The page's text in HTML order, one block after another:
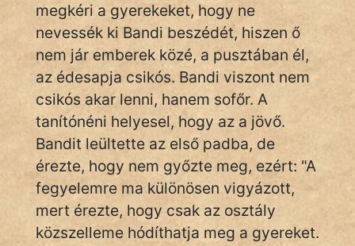
IRODALOM
SZÓLÁS
És
KÖZMONDÁS
PSZICHO
ZENE
FILM
megkéri a gyerekeket, hogy ne
nevessék ki Bandi beszédét, hiszen ő
nem jár emberek közé, a pusztában él,
az édesapja csikós. Bandi viszont nem
csikós akar lenni, hanem sofőr. A
tanítónéni helyesel, hogy az a jövő.
Bandit leültette az első padba, de
érezte, hogy nem győzte meg, ezért: "A
fegyelemre ma különösen vigyázott,
mert érezte, hogy csak az osztály
közszelleme hódíthatja meg a gyereket.